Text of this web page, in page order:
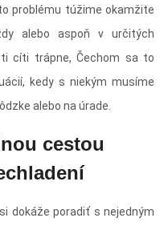
problému túžime okamžite
alebo aspoň v určitých
cíti trápne, Čechom sa to
kedy s niekým musíme
alebo na úrade.
cestou
dokáže poradiť s nejedným